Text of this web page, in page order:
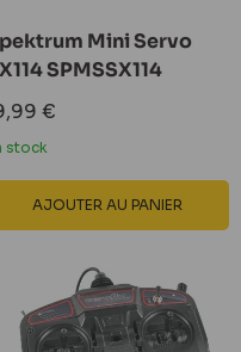
Mini Servo
SPMSSX114
€
stock
AJOUTER AU PANIER